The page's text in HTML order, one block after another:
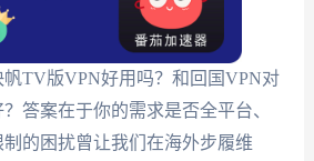
帆TV版VPN好用吗？和回国VPN对
答案在于你的需求是否全平台、
的困扰曾让我们在海外步履维